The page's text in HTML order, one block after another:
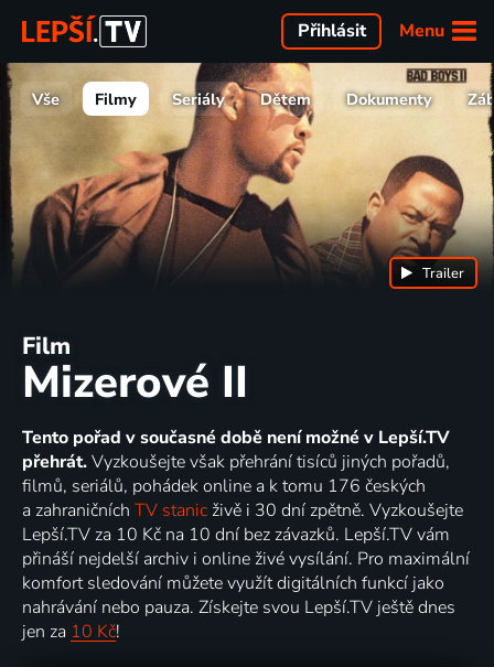
Menu
Přihlásit
Vše Filmy Seriály Dětem Dokumenty
Film
Mizerové II
Trailer
Tento pořad v současné době není možné v Lepší.TV
přehrát.Vyzkoušejte však přehrání tisíců jiných pořadů,
filmů, seriálů, pohádek online a k tomu 176 českých
a zahraničních TV stanic živě i 30 dní zpětně. Vyzkoušejte
Lepší.TV za 10 Kč na 10 dní bez závazků. Lepší.TV vám
přináší nejdelší archiv i online živé vysílání. Pro maximální
komfort sledování můžete využít digitálních funkcí jako
nahrávání nebo pauza. Získejte svou Lepší.TV ještě dnes
jen za 10 Kč!